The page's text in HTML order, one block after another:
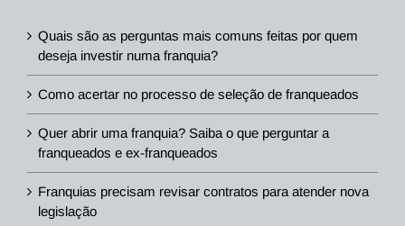
Quais são as perguntas mais comuns feitas por quem
deseja investir numa franquia?
Como acertar no processo de seleção de franqueados
Quer abrir uma franquia? Saiba o que perguntar a
franqueados e ex-franqueados
Franquias precisam revisar contratos para atender nova
legislação